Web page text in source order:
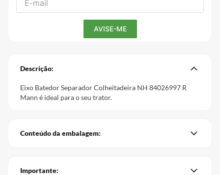
Descrição:
Eixo Batedor Separador Colheitadeira NH 84026997 R
Mann é ideal para o seu trator.
Conteúdo da embalagem:
Importante: